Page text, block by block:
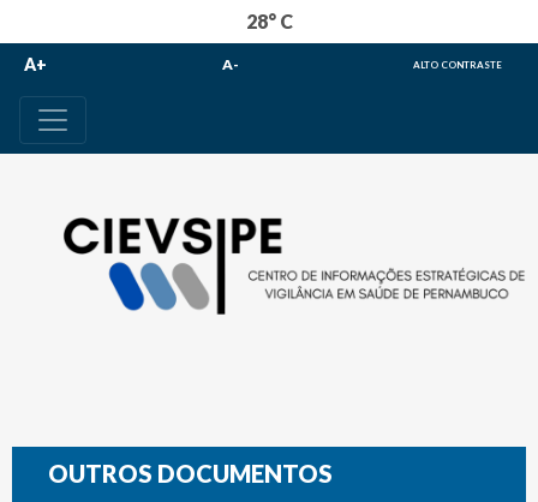
28° C
A+ A- ALTO CONTRASTE
OUTROS DOCUMENTOS